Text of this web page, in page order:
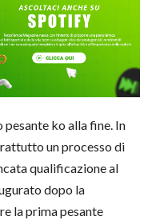
ko alla fine. In
un processo di
qualificazione al
dopo la
la prima pesante